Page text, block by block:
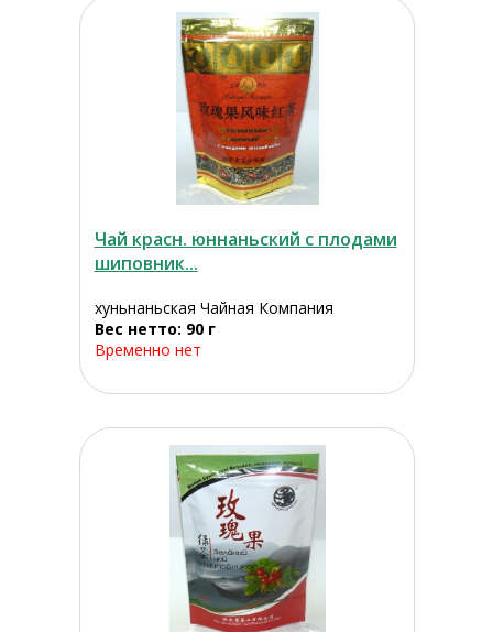
Чай красн. юннаньский с плодами
шиповник...
хуньнаньская Чайная Компания
Вес нетто: 90 г
Временно нет